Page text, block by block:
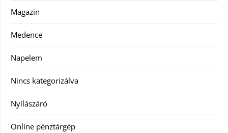
Magazin
Medence
Napelem
Nincs kategorizálva
Nyílászáró
Online pénztárgép